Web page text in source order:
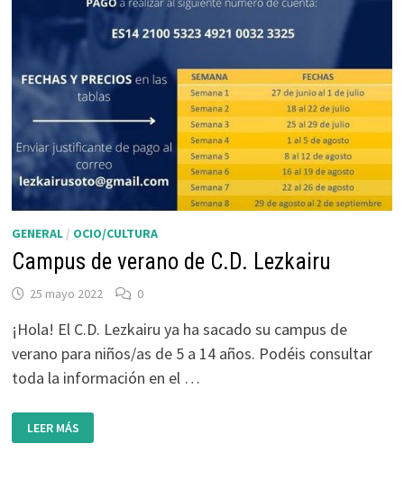
GENERAL/ OCIO/CULTURA
Campus de verano de C.D. Lezkairu
25 mayo 2022 0
¡Hola! El C.D. Lezkairu ya ha sacado su campus de
verano para niños/as de 5 a 14 años. Podéis consultar
toda la información en el …
CAMPUS
DE
VERANO
LEER MÁS